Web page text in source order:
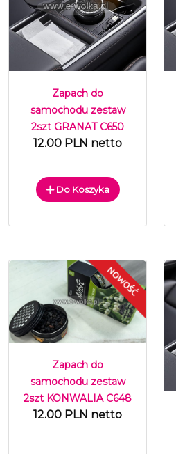
Zapach do
samochodu zestaw
2szt GRANAT C650
12.00 PLN netto
Do Koszyka
Zapach do
samochodu zestaw
2szt KONWALIA C648
12.00 PLN netto